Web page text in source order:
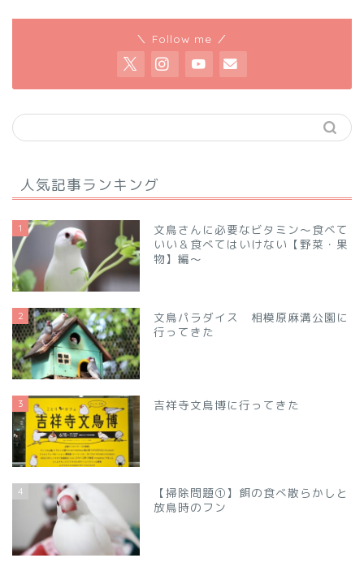
＼ Follow me ／
人気記事ランキング
1
文鳥さんに必要なビタミン～食べて
いい＆食べてはいけない【野菜・果
物】編～
2
文鳥パラダイス 相模原麻溝公園に
行ってきた
3 吉祥寺文鳥博に行ってきた
4
【掃除問題①】餌の食べ散らかしと
放鳥時のフン